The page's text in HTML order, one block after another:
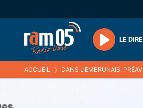
Play
LE
ACCUEIL ❯ DANS L'EMBRUNAIS,